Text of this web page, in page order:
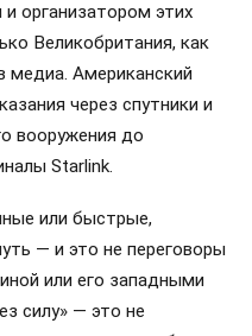
организатором этих
Великобритания, как
медиа. Американский
через спутники и
вооружения до
Starlink.
или быстрые,
— и это не переговоры
или его западными
силу» — это не